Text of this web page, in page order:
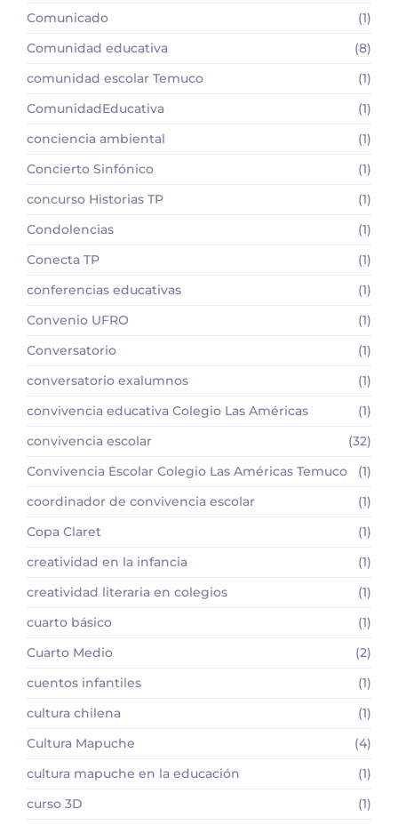
Comunicado
(1)
Comunidad educativa
(8)
comunidad escolar Temuco
(1)
ComunidadEducativa
(1)
conciencia ambiental
(1)
Concierto Sinfónico
(1)
concurso Historias TP
(1)
Condolencias
(1)
Conecta TP
(1)
conferencias educativas
(1)
Convenio UFRO
(1)
Conversatorio
(1)
conversatorio exalumnos
(1)
convivencia educativa Colegio Las Américas
(1)
convivencia escolar
(32)
Convivencia Escolar Colegio Las Américas Temuco
(1)
coordinador de convivencia escolar
(1)
Copa Claret
(1)
creatividad en la infancia
(1)
creatividad literaria en colegios
(1)
cuarto básico
(1)
Cuarto Medio
(2)
cuentos infantiles
(1)
cultura chilena
(1)
Cultura Mapuche
(4)
cultura mapuche en la educación
(1)
curso 3D
(1)